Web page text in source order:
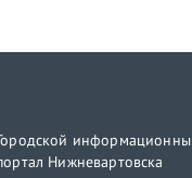
Нижневартовска